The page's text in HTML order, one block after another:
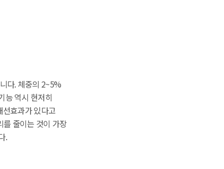
다. 체중의 2~5%
능 역시 현저히
효과가 있다고
를 줄이는 것이 가장
.